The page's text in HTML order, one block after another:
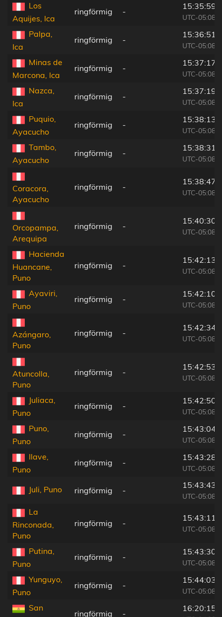
Los
Aquijes, Ica
ringförmig -
15:35:59
UTC-05:08
Palpa,
Ica
ringförmig -
15:36:51
UTC-05:08
Minas de
Marcona, Ica
ringförmig -
15:37:17
UTC-05:08
Nazca,
Ica
ringförmig -
15:37:19
UTC-05:08
Puquio,
Ayacucho
ringförmig -
15:38:13
UTC-05:08
Tambo,
Ayacucho
ringförmig -
15:38:31
UTC-05:08
Coracora,
Ayacucho
ringförmig -
15:38:47
UTC-05:08
Orcopampa,
Arequipa
ringförmig -
15:40:30
UTC-05:08
Hacienda
Huancane,
Puno
ringförmig -
15:42:13
UTC-05:08
Ayaviri,
Puno
ringförmig -
15:42:10
UTC-05:08
Azángaro,
Puno
ringförmig -
15:42:34
UTC-05:08
Atuncolla,
Puno
ringförmig -
15:42:53
UTC-05:08
Juliaca,
Puno
ringförmig -
15:42:50
UTC-05:08
Puno,
Puno
ringförmig -
15:43:04
UTC-05:08
Ilave,
Puno
ringförmig -
15:43:28
UTC-05:08
Juli, Puno ringförmig -
15:43:43
UTC-05:08
La
Rinconada,
Puno
ringförmig -
15:43:11
UTC-05:08
Putina,
Puno
ringförmig -
15:43:30
UTC-05:08
Yunguyo,
Puno
ringförmig -
15:44:03
UTC-05:08
San
ringförmig -
16:20:15